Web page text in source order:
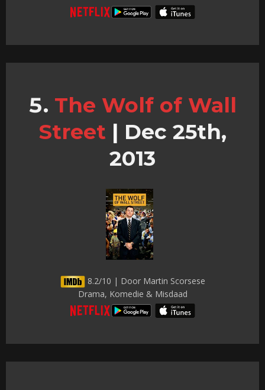
The Wolf of Wall
Street | Dec 25th,
2013
8.2/10 | Door Martin Scorsese
Drama, Komedie & Misdaad